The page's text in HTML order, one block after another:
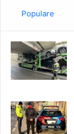
Populare